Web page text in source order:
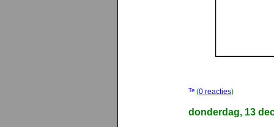
(0 reacties)
donderdag, 13